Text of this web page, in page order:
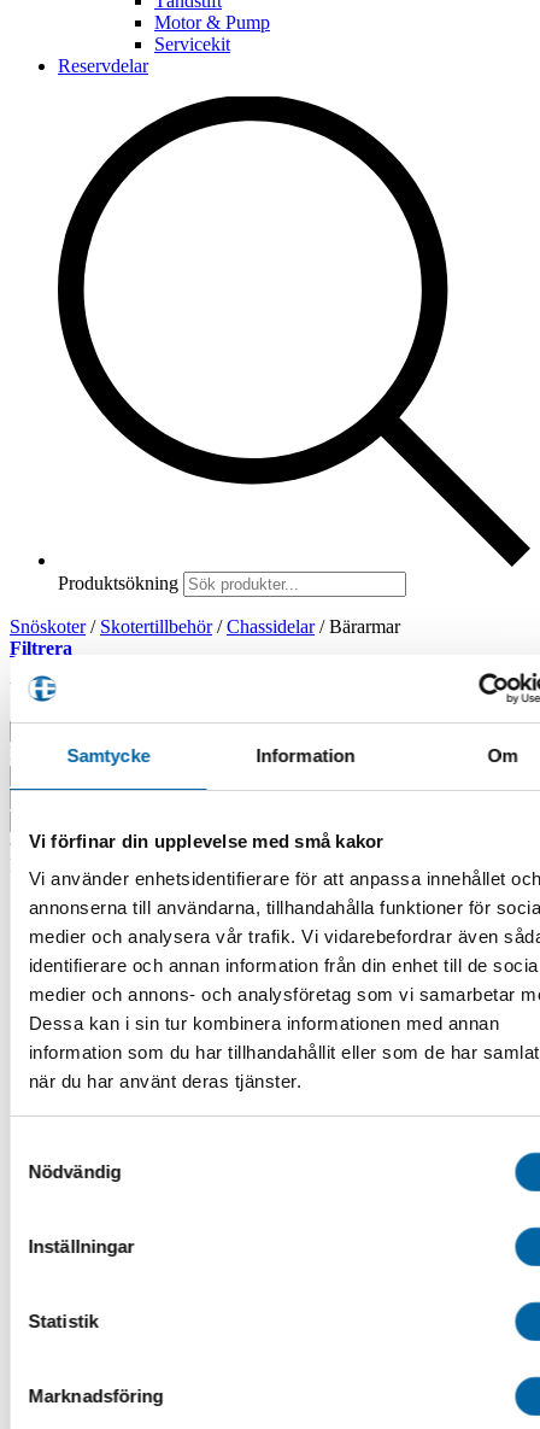
Samtycke Information Om
Vi förfinar din upplevelse med små kakor
Vi använder enhetsidentifierare för att anpassa innehållet och
annonserna till användarna, tillhandahålla funktioner för
medier och analysera vår trafik. Vi vidarebefordrar även
identifierare och annan information från din enhet till de
medier och annons- och analysföretag som vi samarbetar
Dessa kan i sin tur kombinera informationen med annan
information som du har tillhandahållit eller som de har
när du har använt deras tjänster.
Nödvändig
Inställningar
Statistik
Marknadsföring
Motor & Pump
Servicekit
Reservdelar
Produktsökning
Snöskoter / Skotertillbehör / Chassidelar /Bärarmar
Filtrera
Visar alla 29 resultat
Filtrera produkter
Produktkategorier
ATV
ATV-Tillbehör
ATV-Redskap
ATV-Klippare
ATV-vagnar
Delar/Tillbehör
Flishugg
Lastramper
Sandspridare
Audio & GPS
Förvaring i SSV